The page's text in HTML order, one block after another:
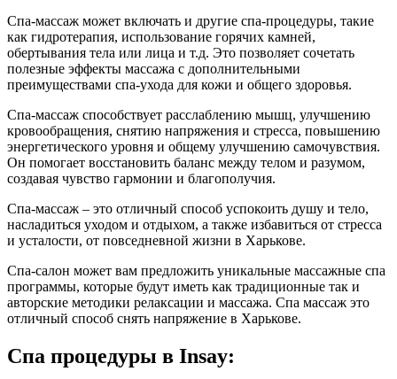
Спа-массаж может включать и другие спа-процедуры, такие
как гидротерапия, использование горячих камней,
обертывания тела или лица и т.д. Это позволяет сочетать
полезные эффекты массажа с дополнительными
преимуществами спа-ухода для кожи и общего здоровья.
Спа-массаж способствует расслаблению мышц, улучшению
кровообращения, снятию напряжения и стресса, повышению
энергетического уровня и общему улучшению самочувствия.
Он помогает восстановить баланс между телом и разумом,
создавая чувство гармонии и благополучия.
Спа-массаж – это отличный способ успокоить душу и тело,
насладиться уходом и отдыхом, а также избавиться от стресса
и усталости, от повседневной жизни в Харькове.
Спа-салон может вам предложить уникальные массажные спа
программы, которые будут иметь как традиционные так и
авторские методики релаксации и массажа. Спа массаж это
отличный способ снять напряжение в Харькове.
Спа процедуры в Insay: